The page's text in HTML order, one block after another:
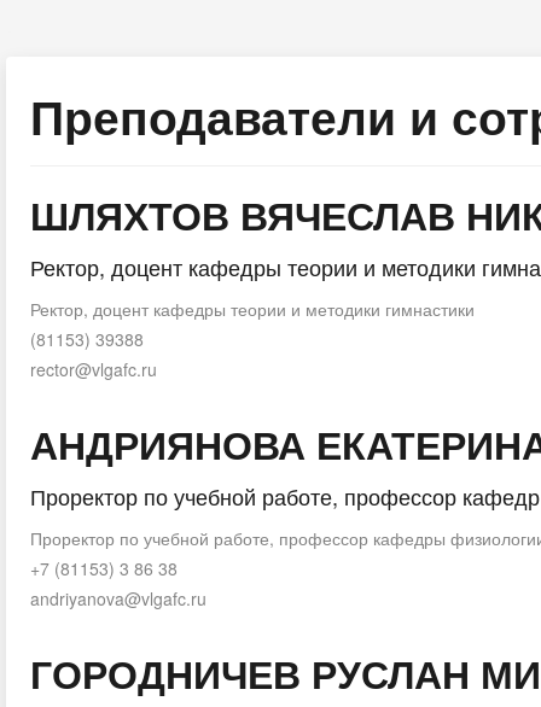
Преподаватели и
ШЛЯХТОВ ВЯЧЕСЛАВ
Ректор, доцент кафедры теории и методики
Ректор, доцент кафедры теории и методики гимнастики
(81153) 39388
rector@vlgafc.ru
АНДРИЯНОВА
Проректор по учебной работе, профессор
Проректор по учебной работе, профессор кафедры
+7 (81153) 3 86 38
andriyanova@vlgafc.ru
ГОРОДНИЧЕВ РУСЛАН